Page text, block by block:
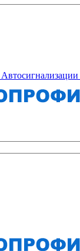
Автосигнализации